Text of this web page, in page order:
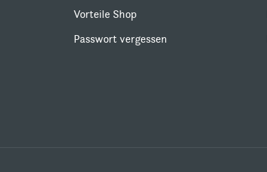
Vorteile Shop
Passwort vergessen